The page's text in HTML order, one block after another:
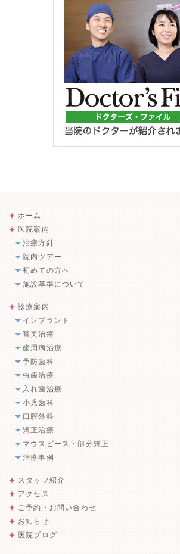
ホーム
医院案内
治療方針
院内ツアー
初めての方へ
施設基準について
診療案内
インプラント
審美治療
歯周病治療
予防歯科
虫歯治療
入れ歯治療
小児歯科
口腔外科
矯正治療
マウスピース・部分矯正
治療事例
スタッフ紹介
アクセス
ご予約・お問い合わせ
お知らせ
医院ブログ